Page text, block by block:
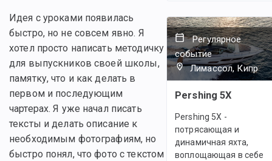
Идея с уроками появилась
быстро, но не совсем явно. Я
хотел просто написать методичку
для выпускников своей школы,
памятку, что и как делать в
первом и последующим
чартерах. Я уже начал писать
тексты и делать описание к
необходимым фотографиям, но
быстро понял, что фото с текстом
Регулярное
событие
Лимассол, Кипр
Pershing 5X
Pershing 5X -
потрясающая и
динамичная яхта,
воплощающая в себе